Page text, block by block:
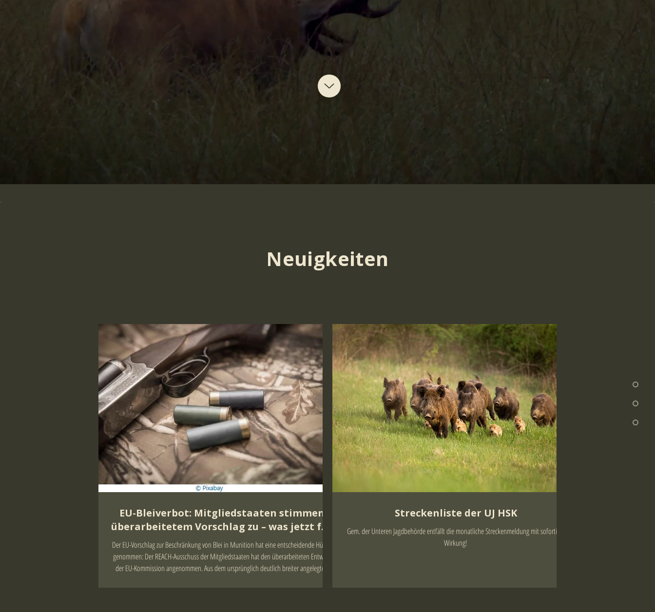
Neuigkeiten
EU-Bleiverbot: Mitgliedstaaten stimmen
überarbeitetem Vorschlag zu – was jetzt für
Jäger und Sportschützen gilt
Der EU-Vorschlag zur Beschränkung von Blei in Munition hat eine entscheidende Hürde
genommen: Der REACH-Ausschuss der Mitgliedstaaten hat den überarbeiteten Entwurf
der EU-Kommission angenommen. Aus dem ursprünglich deutlich breiter angelegten
Streckenliste der UJ HSK
Gem. der Unteren Jagdbehörde entfällt die monatliche Streckenmeldung mit sofortiger
Wirkung!